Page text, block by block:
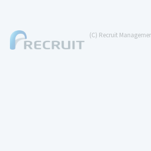
(C) Recruit